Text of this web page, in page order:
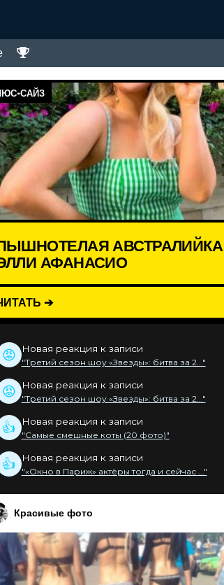
САЙЗ
АВСТРАЛИЙКА
АФАНАСИО
➔
😡 Новая реакция к записи
"Третий сезон шоу «Звезды»: битва за 2..."
😡 Новая реакция к записи
"Третий сезон шоу «Звезды»: битва за 2..."
👍 Новая реакция к записи
"Самые смешные коты (20 фото)"
👍 Новая реакция к записи
"«Окно в Париж» актёры тогда и сейчас ..."
Красивые фото